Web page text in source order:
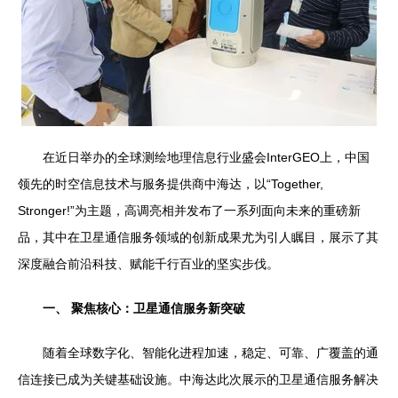
在近日举办的全球测绘地理信息行业盛会InterGEO上，中国
领先的时空信息技术与服务提供商中海达，以“Together,
Stronger!”为主题，高调亮相并发布了一系列面向未来的重磅新
品，其中在卫星通信服务领域的创新成果尤为引人瞩目，展示了其
深度融合前沿科技、赋能千行百业的坚实步伐。
一、 聚焦核心：卫星通信服务新突破
随着全球数字化、智能化进程加速，稳定、可靠、广覆盖的通
信连接已成为关键基础设施。中海达此次展示的卫星通信服务解决